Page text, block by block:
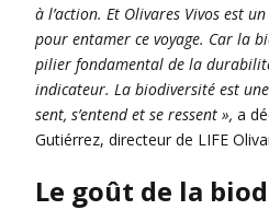
à l’action. Et Olivares Vivos est
pour entamer ce voyage. Car la
pilier fondamental de la
indicateur. La biodiversité est
sent, s’entend et se ressent », a
Gutiérrez, directeur de LIFE
Le goût de la